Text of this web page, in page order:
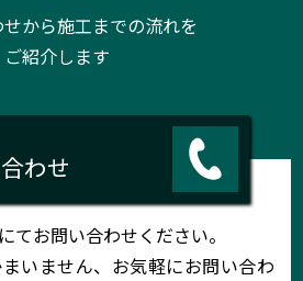
から施工までの流れを
ご紹介します
わせ
てお問い合わせください。
いません、お気軽にお問い合わ